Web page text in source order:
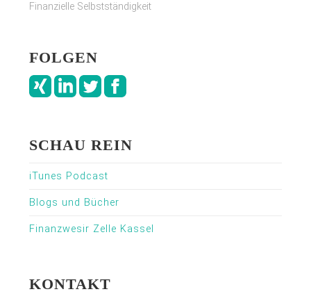
Finanzielle Selbstständigkeit
FOLGEN
SCHAU REIN
iTunes Podcast
Blogs und Bücher
Finanzwesir Zelle Kassel
KONTAKT